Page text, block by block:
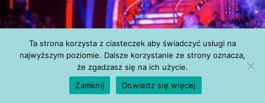
Ta strona korzysta z ciasteczek aby świadczyć usługi na
najwyższym poziomie. Dalsze korzystanie ze strony oznacza,
że zgadzasz się na ich użycie.
Zamknij
Dowiedz się więcej